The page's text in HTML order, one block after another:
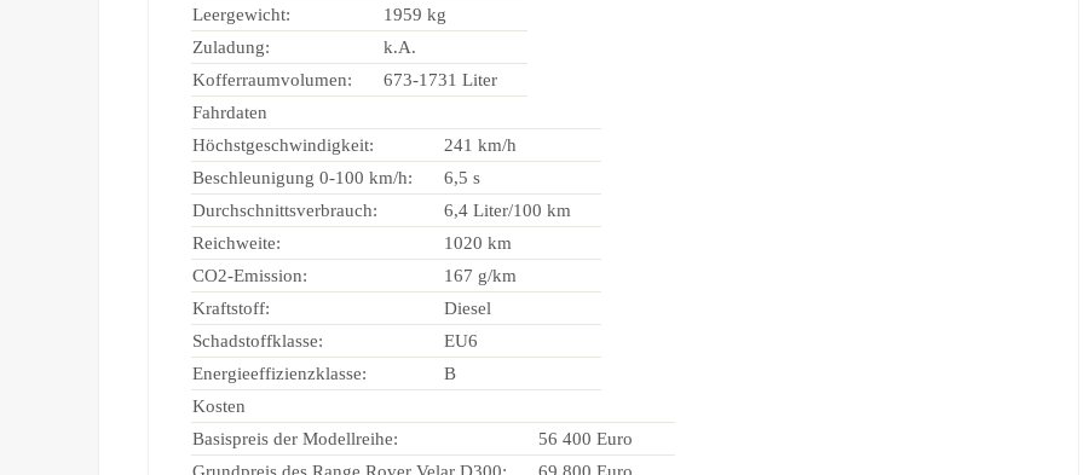
Leergewicht:
1959 kg
Zuladung:
k.A.
Kofferraumvolumen:
673-1731 Liter
Fahrdaten
Höchstgeschwindigkeit:
241 km/h
Beschleunigung 0-100 km/h:
6,5 s
Durchschnittsverbrauch:
6,4 Liter/100 km
Reichweite:
1020 km
CO2-Emission:
167 g/km
Kraftstoff:
Diesel
Schadstoffklasse:
EU6
Energieeffizienzklasse:
B
Kosten
Basispreis der Modellreihe:
56 400 Euro